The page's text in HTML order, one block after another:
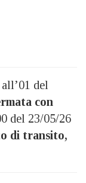
del
con
del 23/05/26
di transito,